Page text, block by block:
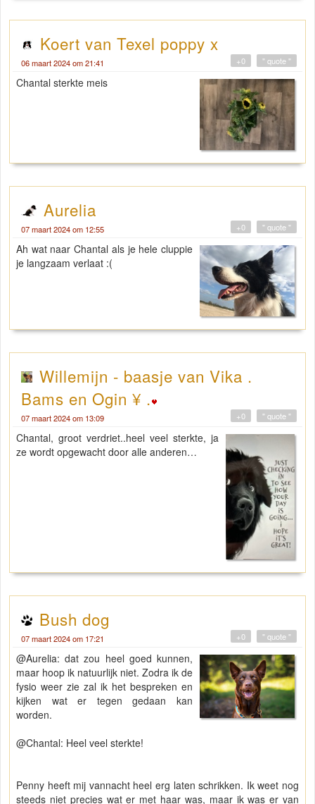
Koert van Texel poppy x
06 maart 2024 om 21:41 " quote "
+0
Chantal sterkte meis
Aurelia
07 maart 2024 om 12:55 " quote "
+0
Ah wat naar Chantal als je hele cluppie
je langzaam verlaat :(
Willemijn - baasje van Vika .
Bams en Ogin ¥ .
07 maart 2024 om 13:09 " quote "
+0
Chantal, groot verdriet..heel veel sterkte, ja
ze wordt opgewacht door alle anderen…
Bush dog
07 maart 2024 om 17:21 " quote "
+0
@Aurelia: dat zou heel goed kunnen,
maar hoop ik natuurlijk niet. Zodra ik de
fysio weer zie zal ik het bespreken en
kijken wat er tegen gedaan kan
worden.
@Chantal: Heel veel sterkte!
Penny heeft mij vannacht heel erg laten schrikken. Ik weet nog
steeds niet precies wat er met haar was, maar ik was er van